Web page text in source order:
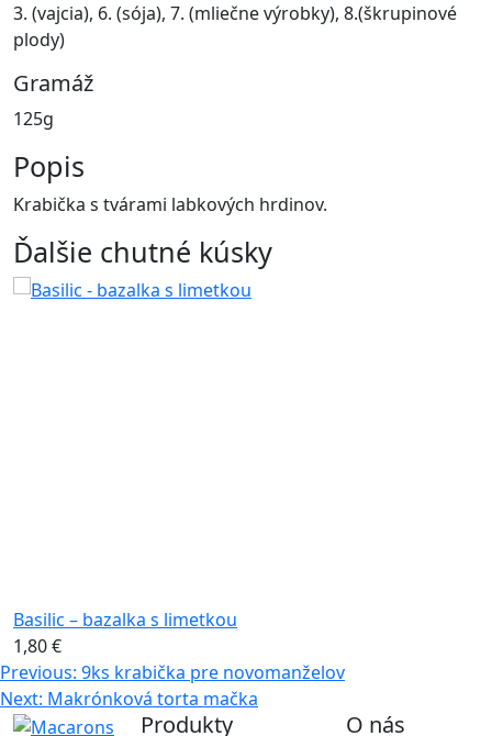
3. (vajcia), 6. (sója), 7. (mliečne výrobky), 8.(škrupinové
plody)
Gramáž
125g
Popis
Krabička s tvárami labkových hrdinov.
Ďalšie chutné kúsky
Basilic – bazalka s limetkou
1,80€
Navigácia
v
Previous: 9ks krabička pre novomanželov
Next: Makrónková torta mačka
Produkty O nás